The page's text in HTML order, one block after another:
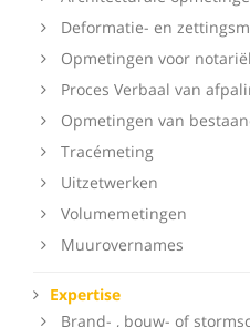
Deformatie- en
Opmetingen voor
Proces Verbaal van
Opmetingen van
Tracémeting
Uitzetwerken
Volumemetingen
Muurovernames
Expertise
Brand- , bouw- of